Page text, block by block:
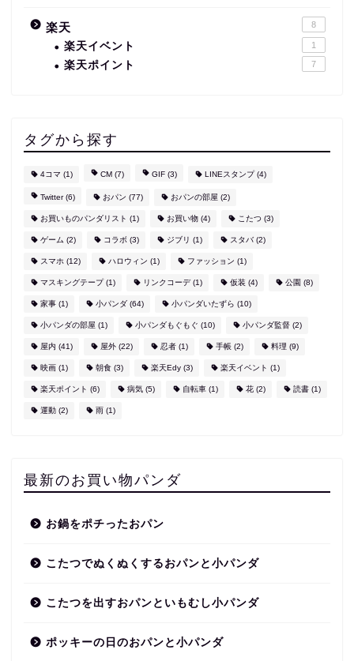
楽天 8
楽天イベント 1
楽天ポイント 7
タグから探す
4コマ (1) CM (7) GIF (3) LINEスタンプ(4)
Twitter(6) おパン (77) おパンの部屋 (2)
お買いものパンダリスト (1) お買い物 (4) こたつ (3)
ゲーム (2) コラボ (3) ジブリ (1) スタバ (2)
スマホ (12) ハロウィン (1) ファッション (1)
マスキングテープ(1) リンクコーデ(1) 仮装 (4) 公園 (8)
家事 (1) 小パンダ (64) 小パンダいたずら (10)
小パンダの部屋 (1) 小パンダもぐもぐ (10) 小パンダ監督 (2)
屋内 (41) 屋外 (22) 忍者 (1) 手帳 (2) 料理 (9)
映画 (1) 朝食 (3) 楽天Edy (3) 楽天イベント (1)
楽天ポイント (6) 病気 (5) 自転車 (1) 花 (2) 読書 (1)
運動 (2) 雨 (1)
最新のお買い物パンダ
お鍋をポチったおパン
こたつでぬくぬくするおパンと小パンダ
こたつを出すおパンといもむし小パンダ
ポッキーの日のおパンと小パンダ